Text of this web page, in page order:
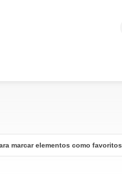
marcar elementos como favoritos